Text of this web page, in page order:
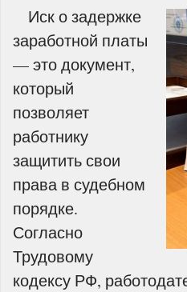
Иск о задержке
заработной платы
— это документ,
который
позволяет
работнику
защитить свои
права в судебном
порядке.
Согласно
Трудовому
кодексу РФ,